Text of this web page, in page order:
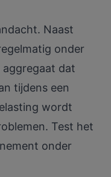
Naast
onder
dat
tijdens een
wordt
Test het
onder